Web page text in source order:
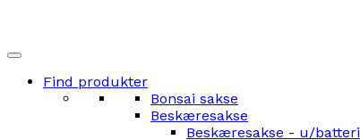
Find produkter
Bonsai sakse
Beskæresakse
Beskæresakse - u/batteri